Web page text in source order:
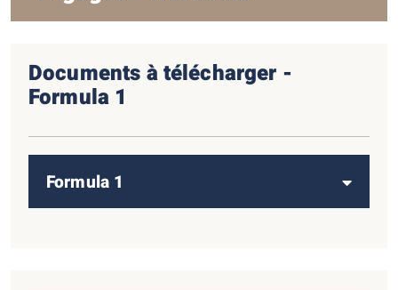
Documents à télécharger -
Formula 1
Formula 1